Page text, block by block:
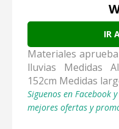
IR
Materiales
lluvias Medidas
152cm Medidas
Siguenos en Facebook
mejores ofertas y